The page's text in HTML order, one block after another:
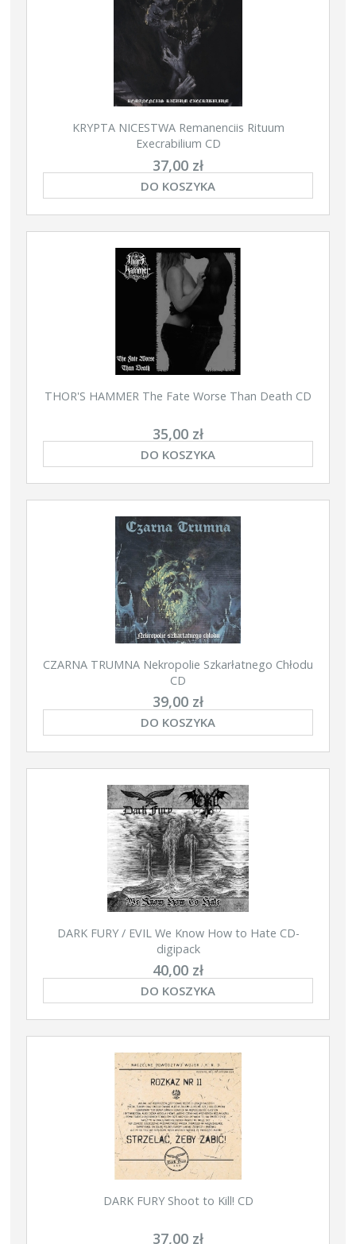
KRYPTA NICESTWA Remanenciis Rituum
Execrabilium CD
37,00 zł
DO KOSZYKA
THOR'S HAMMER The Fate Worse Than Death CD
35,00 zł
DO KOSZYKA
CZARNA TRUMNA Nekropolie Szkarłatnego Chłodu
CD
39,00 zł
DO KOSZYKA
DARK FURY / EVIL We Know How to Hate CD-
digipack
40,00 zł
DO KOSZYKA
DARK FURY Shoot to Kill! CD
37,00 zł